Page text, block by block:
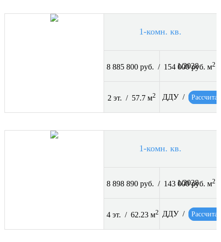
1-комн. кв.
8 885 800 руб. / 154 000 руб. м2
1/2028
2 эт. / 57.7 м2 ДДУ /
1-комн. кв.
8 898 890 руб. / 143 000 руб. м2
1/2028
4 эт. / 62.23 м2 ДДУ /